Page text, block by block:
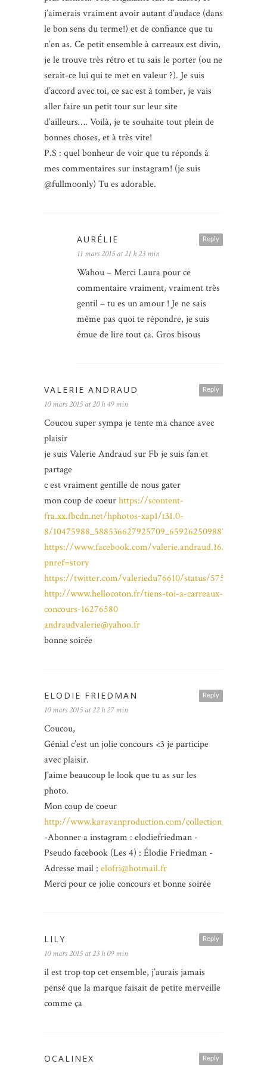
j’aimerais vraiment avoir autant d’audace (dans
le bon sens du terme!) et de confiance que tu
n’en as. Ce petit ensemble à carreaux est divin,
je le trouve très rétro et tu sais le porter (ou ne
serait-ce lui qui te met en valeur ?). Je suis
d’accord avec toi, ce sac est à tomber, je vais
aller faire un petit tour sur leur site
d’ailleurs…. Voilà, je te souhaite tout plein de
bonnes choses, et à très vite!
P.S : quel bonheur de voir que tu réponds à
mes commentaires sur instagram! (je suis
@fullmoonly) Tu es adorable.
Reply
AURÉLIE
11 mars 2015 at 21 h 23 min
Wahou – Merci Laura pour ce
commentaire vraiment, vraiment très
gentil – tu es un amour ! Je ne sais
même pas quoi te répondre, je suis
émue de lire tout ça. Gros bisous
Reply
VALERIE ANDRAUD
10 mars 2015 at 20 h 49 min
Coucou super sympa je tente ma chance avec
plaisir
je suis Valerie Andraud sur Fb je suis fan et
partage
c est vraiment gentille de nous gater
mon coup de coeurhttps://scontent-
fra.xx.fbcdn.net/hphotos-xap1/t31.0-
8/
https://www.facebook.com/valerie.andraud.16/posts/
pnref=story
https://twitter.com/valeriedu76610/status/
http://www.hellocoton.fr/tiens-toi-a-carreaux-
concours-16276580
andraudvalerie@yahoo.fr
bonne soirée
Reply
ELODIE FRIEDMAN
10 mars 2015 at 22 h 27 min
Coucou,
Génial c’est un jolie concours <3 je participe
avec plaisir.
J'aime beaucoup le look que tu as sur les
photo.
Mon coup de coeur
http://www.karavanproduction.com/
-Abonner a instagram : elodiefriedman -
Pseudo facebook (Les 4) : Élodie Friedman -
Adresse mail : elofri@hotmail.fr
Merci pour ce jolie concours et bonne soirée
Reply
LILY
10 mars 2015 at 23 h 09 min
il est trop top cet ensemble, j’aurais jamais
pensé que la marque faisait de petite merveille
comme ça
Reply
OCALINEX